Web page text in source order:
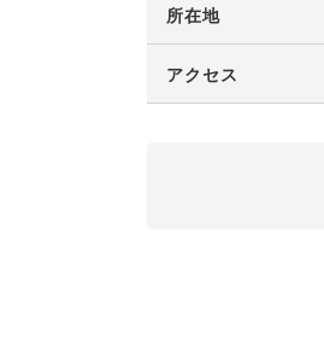
所在地
アクセス